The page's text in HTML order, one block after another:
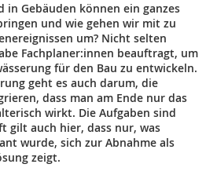
in Gebäuden können ein ganzes
und wie gehen wir mit zu
um? Nicht selten
Fachplaner:innen beauftragt, um
für den Bau zu entwickeln.
geht es auch darum, die
dass man am Ende nur das
wirkt. Die Aufgaben sind
gilt auch hier, dass nur, was
wurde, sich zur Abnahme als
zeigt.